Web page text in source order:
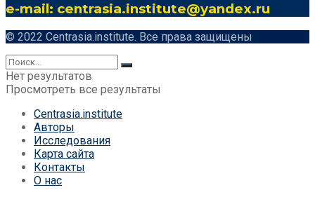
e-mail: centrasia.institute@yandex.ru
© 2022 Centrasia.institute. Все права защищены
Нет результатов
Просмотреть все результаты
Centrasia.institute
Авторы
Исследования
Карта сайта
Контакты
О нас